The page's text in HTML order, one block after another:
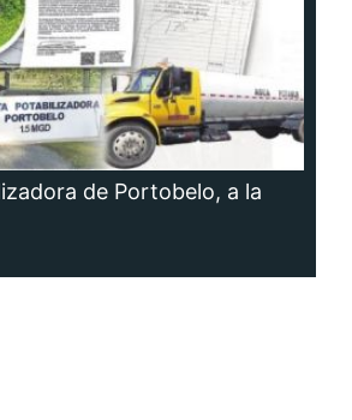
de Portobelo, a la